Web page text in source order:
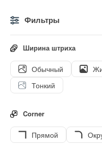
Фильтры
Ширина штриха
Обычный
Тонкий
Corner
Прямой
Иконки Стикеры
61 Mug-tea